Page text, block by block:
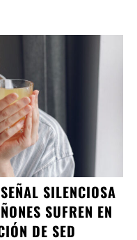
SILENCIOSA
SUFREN EN
DE SED